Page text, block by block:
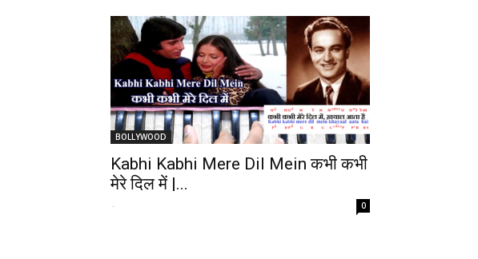
BOLLYWOOD
Kabhi Kabhi Mere Dil Mein कभी कभी
मेरे दिल में |...
- 0